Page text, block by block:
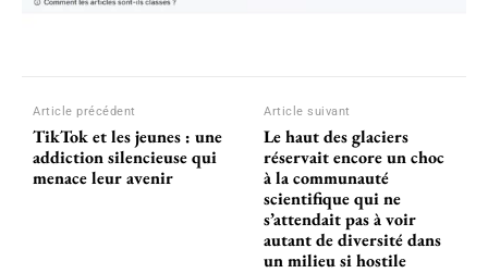
Article précédent
TikTok et les jeunes : une
addiction silencieuse qui
menace leur avenir
Article suivant
Le haut des glaciers
réservait encore un choc
à la communauté
scientifique qui ne
s’attendait pas à voir
autant de diversité dans
un milieu si hostile